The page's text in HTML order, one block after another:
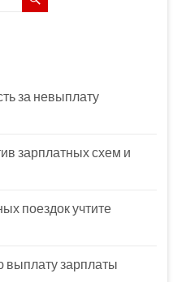
за невыплату
зарплатных схем и
поездок учтите
выплату зарплаты